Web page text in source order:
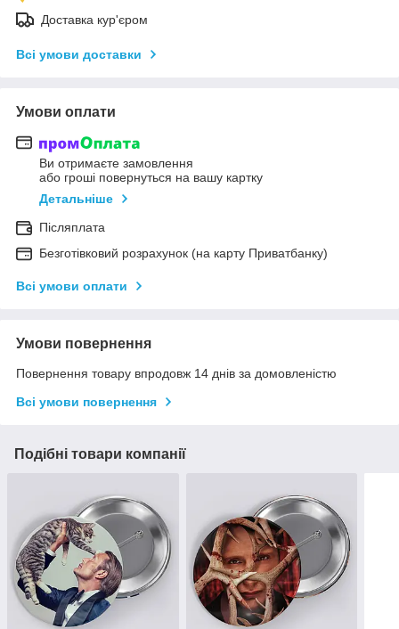
Доставка кур'єром
Всі умови доставки
Умови оплати
Ви отримаєте замовлення
або гроші повернуться на вашу картку
Детальніше
Післяплата
Безготівковий розрахунок (на карту Приватбанку)
Всі умови оплати
Умови повернення
Повернення товару впродовж 14 днів за домовленістю
Всі умови повернення
Подібні товари компанії